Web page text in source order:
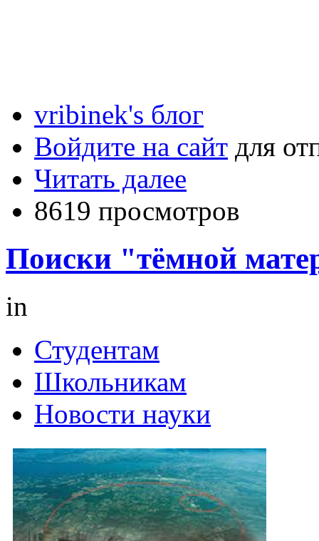
vribinek's блог
Войдите на сайт для
Читать далее
8619 просмотров
Поиски "тёмной
in
Студентам
Школьникам
Новости науки